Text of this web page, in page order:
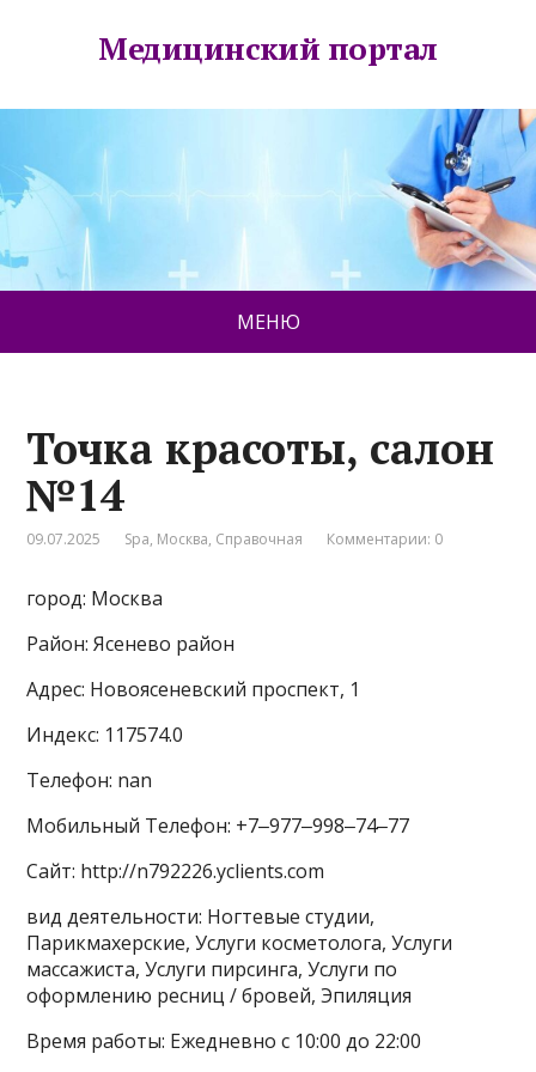
Медицинский портал
МЕНЮ
Точка красоты, салон
№14
09.07.2025 Spa, Москва, Справочная Комментарии: 0
город: Москва
Район: Ясенево район
Адрес: Новоясеневский проспект, 1
Индекс: 117574.0
Телефон: nan
Мобильный Телефон: +7‒977‒998‒74‒77
Сайт: http://n792226.yclients.com
вид деятельности: Ногтевые студии,
Парикмахерские, Услуги косметолога, Услуги
массажиста, Услуги пирсинга, Услуги по
оформлению ресниц / бровей, Эпиляция
Время работы: Ежедневно с 10:00 до 22:00